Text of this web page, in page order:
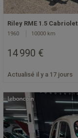
Riley RME 1.5 Cabriolet
1960 10000 km
14 990 €
Actualisé il y a 17 jours